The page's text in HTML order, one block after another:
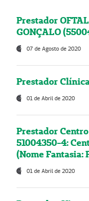
Prestador
GONÇALO
07 de Agosto de 2020
Prestador
01 de Abril de 2020
Prestador
51004350-4:
(Nome
01 de Abril de 2020